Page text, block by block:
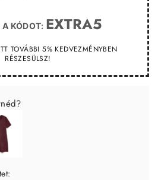
KÓDOT: EXTRA5
TOVÁBBI 5% KEDVEZMÉNYBEN
RÉSZESÜLSZ!